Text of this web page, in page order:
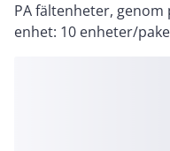
PA fältenheter, genom
enhet: 10 enheter/